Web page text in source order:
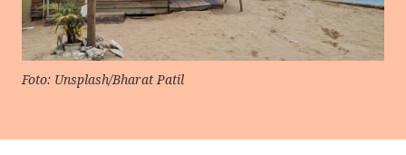
Foto: Unsplash/Bharat Patil